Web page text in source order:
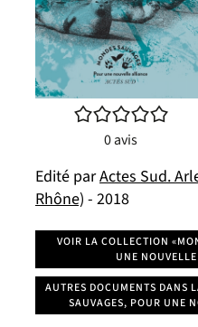
/5
0avis
Edité parActes Sud.
Rhône) - 2018
VOIR LA COLLECTION
UNE
AUTRES DOCUMENTS DANS
SAUVAGES, POUR UNE